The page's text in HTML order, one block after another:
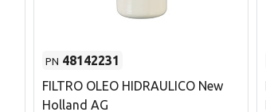
PN 48142231
FILTRO OLEO HIDRAULICO New
Holland AG